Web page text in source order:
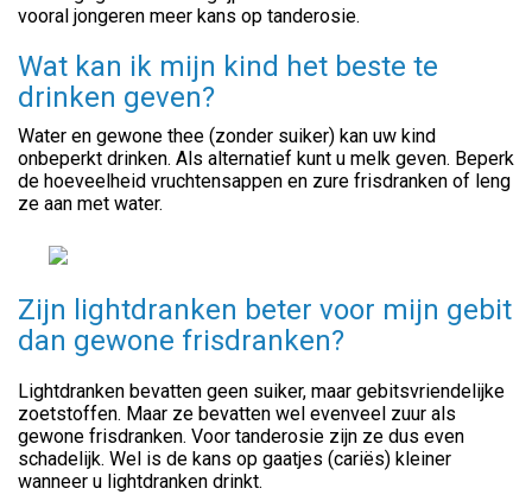
vooral jongeren meer kans op tanderosie.
Wat kan ik mijn kind het beste te
drinken geven?
Water en gewone thee (zonder suiker) kan uw kind
onbeperkt drinken. Als alternatief kunt u melk geven. Beperk
de hoeveelheid vruchtensappen en zure frisdranken of leng
ze aan met water.
Zijn lightdranken beter voor mijn gebit
dan gewone frisdranken?
Lightdranken bevatten geen suiker, maar gebitsvriendelijke
zoetstoffen. Maar ze bevatten wel evenveel zuur als
gewone frisdranken. Voor tanderosie zijn ze dus even
schadelijk. Wel is de kans op gaatjes (cariës) kleiner
wanneer u lightdranken drinkt.